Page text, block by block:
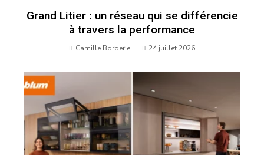
Grand Litier : un réseau qui se différencie
à travers la performance
Camille Borderie 24 juillet 2026